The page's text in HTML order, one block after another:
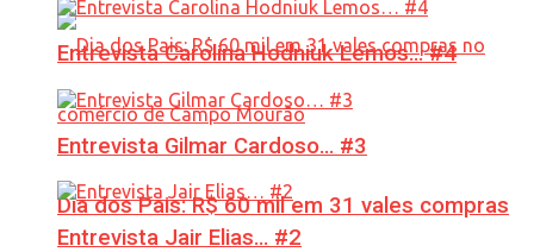
Dia dos Pais: R$ 60 mil em 31 vales compras
Entrevista Carolina Hodniuk Lemos… #4
Entrevista Gilmar Cardoso… #3
Entrevista Jair Elias… #2